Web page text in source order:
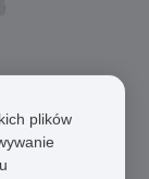
plików